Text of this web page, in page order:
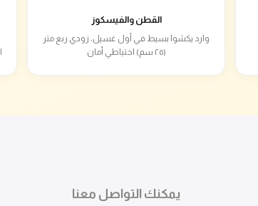
القطن والفيسكوز
وارد يكشوا بسيط في أول غسيل، زودي ربع متر
(٢٥ سم) احتياطي أمان
يمكنك التواصل معنا